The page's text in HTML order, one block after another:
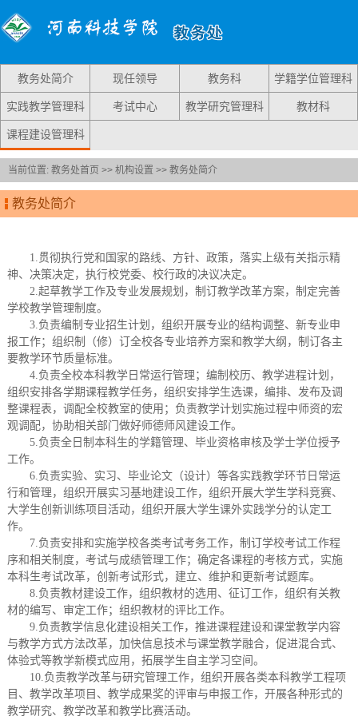
教务处简介 现任领导 教务科 学籍学位管理科
实践教学管理科 考试中心 教学研究管理科 教材科
课程建设管理科
当前位置: 教务处首页 >> 机构设置 >> 教务处简介
教务处简介
1.贯彻执行党和国家的路线、方针、政策，落实上级有关指示精
神、决策决定，执行校党委、校行政的决议决定。
2.起草教学工作及专业发展规划，制订教学改革方案，制定完善
学校教学管理制度。
3.负责编制专业招生计划，组织开展专业的结构调整、新专业申
报工作；组织制（修）订全校各专业培养方案和教学大纲，制订各主
要教学环节质量标准。
4.负责全校本科教学日常运行管理；编制校历、教学进程计划，
组织安排各学期课程教学任务，组织安排学生选课，编排、发布及调
整课程表，调配全校教室的使用；负责教学计划实施过程中师资的宏
观调配，协助相关部门做好师德师风建设工作。
5.负责全日制本科生的学籍管理、毕业资格审核及学士学位授予
工作。
6.负责实验、实习、毕业论文（设计）等各实践教学环节日常运
行和管理，组织开展实习基地建设工作，组织开展大学生学科竞赛、
大学生创新训练项目活动，组织开展大学生课外实践学分的认定工
作。
7.负责安排和实施学校各类考试考务工作，制订学校考试工作程
序和相关制度，考试与成绩管理工作；确定各课程的考核方式，实施
本科生考试改革，创新考试形式，建立、维护和更新考试题库。
8.负责教材建设工作，组织教材的选用、征订工作，组织有关教
材的编写、审定工作；组织教材的评比工作。
9.负责教学信息化建设相关工作，推进课程建设和课堂教学内容
与教学方式方法改革，加快信息技术与课堂教学融合，促进混合式、
体验式等教学新模式应用，拓展学生自主学习空间。
10.负责教学改革与研究管理工作，组织开展各类本科教学工程项
目、教学改革项目、教学成果奖的评审与申报工作，开展各种形式的
教学研究、教学改革和教学比赛活动。